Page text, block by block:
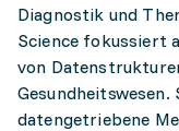
Diagnostik und
Science fokussiert
von
Gesundheitswesen.
datengetriebene